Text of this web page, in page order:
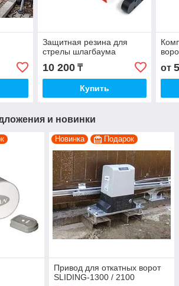
Защитная резина для
стрелы шлагбаумa
10 200₸
Купить
от
и новинки
Новинка Подарок
Привод для откатных ворот
SLIDING-1300 / 2100